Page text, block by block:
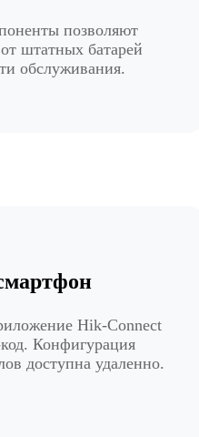
позволяют
штатных батарей
обслуживания.
Hik-Connect
Конфигурация
доступна удаленно.